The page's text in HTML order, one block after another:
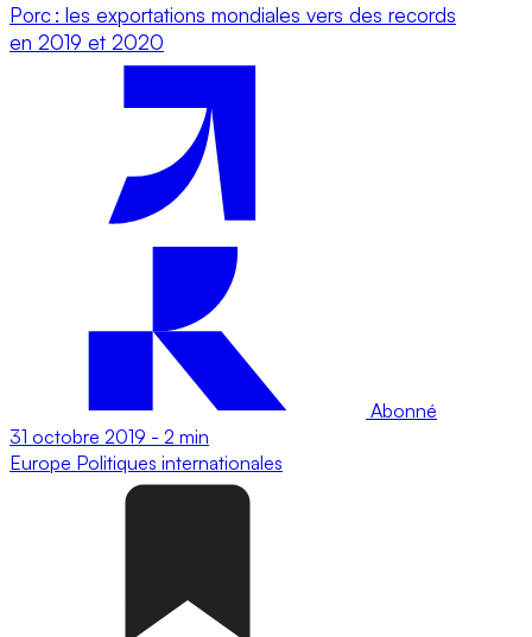
Porc : les exportations mondiales vers des records
en 2019 et 2020
Abonné
31 octobre 2019 - 2 min
Europe Politiques internationales